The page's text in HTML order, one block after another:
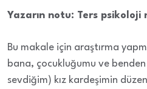
Yazarın notu: Ters psikoloji
Bu makale için araştırma
bana, çocukluğumu ve
sevdiğim) kız kardeşimin